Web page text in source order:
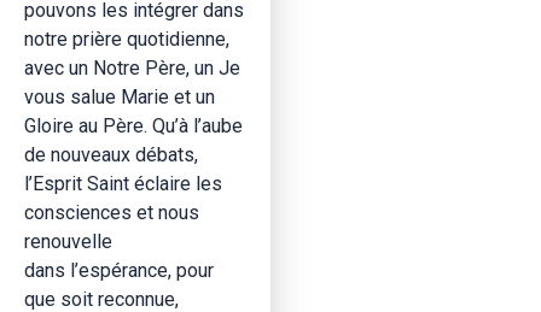
pouvons les intégrer dans
notre prière quotidienne,
avec un Notre Père, un Je
vous salue Marie et un
Gloire au Père. Qu’à l’aube
de nouveaux débats,
l’Esprit Saint éclaire les
consciences et nous
renouvelle
dans l’espérance, pour
que soit reconnue,